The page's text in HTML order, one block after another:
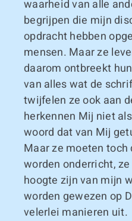
waarheid van alle
begrijpen die mijn
opdracht hebben
mensen. Maar ze
daarom ontbreekt
van alles wat de
twijfelen ze ook aan
herkennen Mij niet
woord dat van Mij
Maar ze moeten
worden onderricht,
hoogte zijn van mijn
worden gewezen op
velerlei manieren uit.